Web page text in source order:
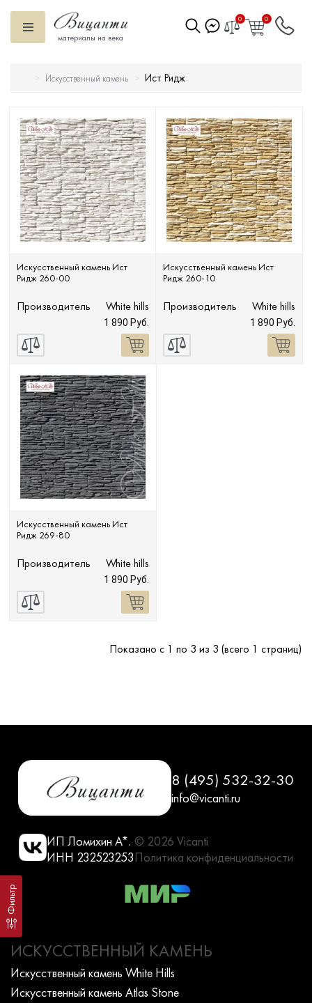
материалы на века
0 0
Искусственный камень
Вентилируемый фасад
Декоративные элементы
Тротуарная плитка
Террасная доска
Ступени
Сухие смеси
Сопутствующие товары
О компании
Услуги
Оплата
Искусственный камень Ист Ридж
Фильтр
Искусственный камень Ист
Ридж 260-00
Производитель White hills
1 890 Руб.
Искусственный камень Ист
Ридж 260-10
Производитель White hills
1 890 Руб.
Искусственный камень Ист
Ридж 269-80
Производитель White hills
1 890 Руб.
Показано с 1 по 3 из 3 (всего 1 страниц)
8 (495) 532-32-30
info@vicanti.ru
ИП Ломихин А*.
ИНН 232523253
© 2026 Vicanti
Политика конфиденциальности
ИСКУССТВЕННЫЙ КАМЕНЬ
Искусcтвенный камень White Hills
Искусcтвенный камень Atlas Stone